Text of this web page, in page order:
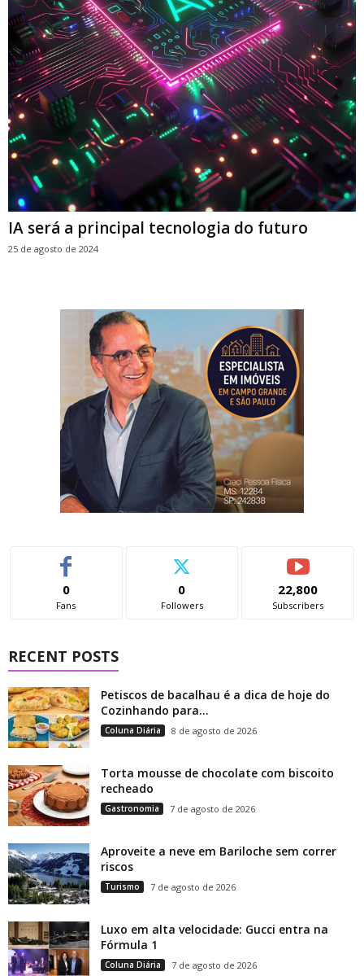
IA será a principal tecnologia do futuro
25 de agosto de 2024
0
Fans
0
Followers
22,800
Subscribers
RECENT POSTS
Petiscos de bacalhau é a dica de hoje do
Cozinhando para...
Coluna Diária 8 de agosto de 2026
Torta mousse de chocolate com biscoito
recheado
Gastronomia 7 de agosto de 2026
Aproveite a neve em Bariloche sem correr
riscos
Turismo 7 de agosto de 2026
Luxo em alta velocidade: Gucci entra na
Fórmula 1
Coluna Diária 7 de agosto de 2026